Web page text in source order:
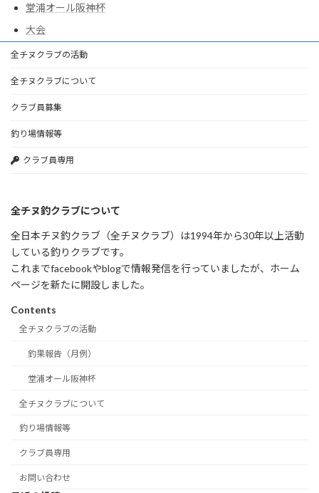
堂浦オール阪神杯
大会
全チヌクラブの活動
全チヌクラブについて
クラブ員募集
釣り場情報等
クラブ員専用
全チヌ釣クラブについて
全日本チヌ釣クラブ（全チヌクラブ）は1994年から30年以上活動
している釣りクラブです。
これまでfacebookやblogで情報発信を行っていましたが、ホーム
ページを新たに開設しました。
Contents
全チヌクラブの活動
釣果報告（月例）
堂浦オール阪神杯
全チヌクラブについて
釣り場情報等
クラブ員専用
お問い合わせ